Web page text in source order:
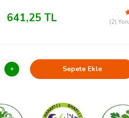
641,25 TL (2)
Sepete Ekle